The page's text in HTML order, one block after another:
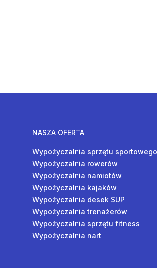
NASZA OFERTA
Wypożyczalnia sprzętu sportowego
Wypożyczalnia rowerów
Wypożyczalnia namiotów
Wypożyczalnia kajaków
Wypożyczalnia desek SUP
Wypożyczalnia trenażerów
Wypożyczalnia sprzętu fitness
Wypożyczalnia nart